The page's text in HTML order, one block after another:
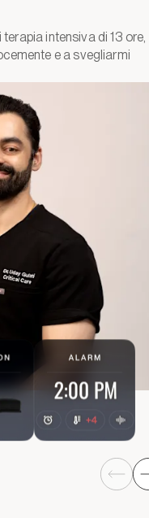
intensiva di 13 ore,
e a svegliarmi